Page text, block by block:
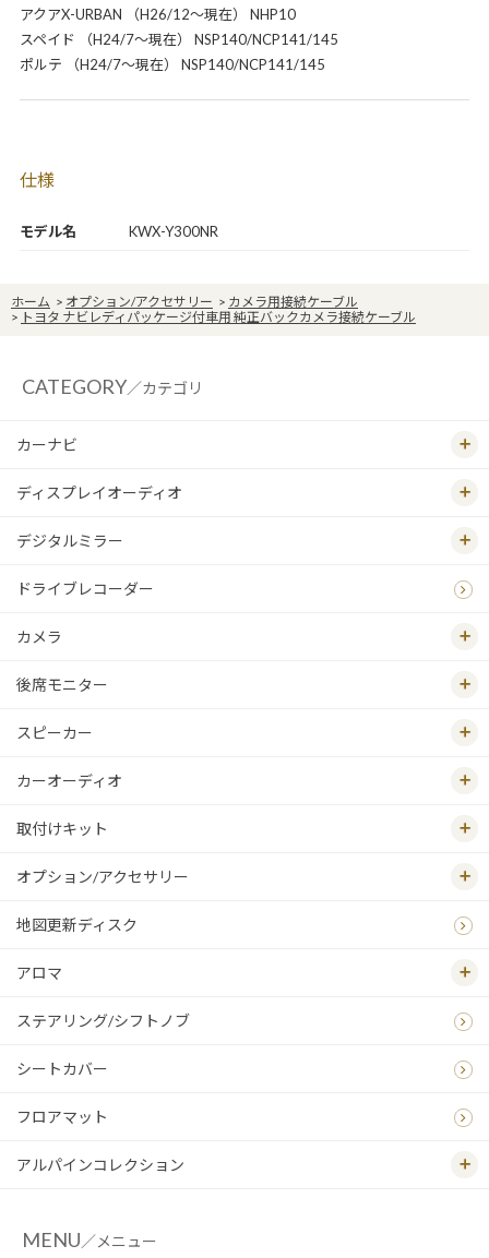
モデル名 KWX-Y300NR
アクアX-URBAN （H26/12～現在） NHP10
スペイド （H24/7～現在） NSP140/NCP141/145
ポルテ （H24/7～現在） NSP140/NCP141/145
仕様
ホーム > オプション/アクセサリー > カメラ用接続ケーブル
> トヨタ ナビレディパッケージ付車用 純正バックカメラ接続ケーブル
CATEGORY／カテゴリ
カーナビ
ディスプレイオーディオ
デジタルミラー
ドライブレコーダー
カメラ
後席モニター
スピーカー
カーオーディオ
取付けキット
オプション/アクセサリー
地図更新ディスク
アロマ
ステアリング/シフトノブ
シートカバー
フロアマット
アルパインコレクション
MENU／メニュー